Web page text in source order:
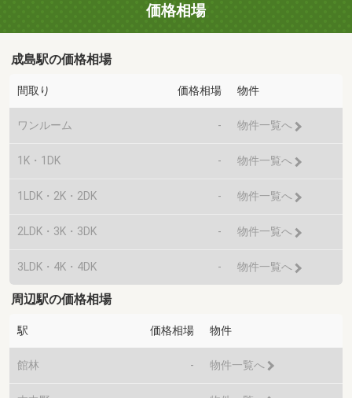
価格相場
成島駅の価格相場
間取り 価格相場 物件
ワンルーム - 物件一覧へ
1K・1DK - 物件一覧へ
1LDK・2K・2DK - 物件一覧へ
2LDK・3K・3DK - 物件一覧へ
3LDK・4K・4DK - 物件一覧へ
周辺駅の価格相場
駅 価格相場 物件
館林 - 物件一覧へ